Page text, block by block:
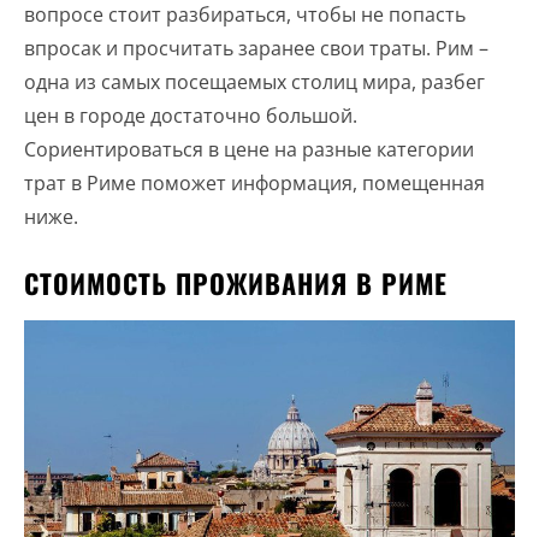
вопросе стоит разбираться, чтобы не попасть
впросак и просчитать заранее свои траты. Рим –
одна из самых посещаемых столиц мира, разбег
цен в городе достаточно большой.
Сориентироваться в цене на разные категории
трат в Риме поможет информация, помещенная
ниже.
СТОИМОСТЬ ПРОЖИВАНИЯ В РИМЕ